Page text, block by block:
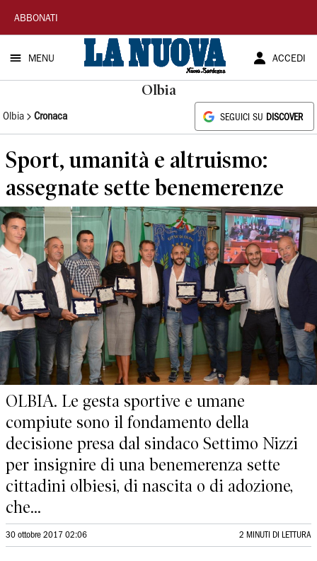
La
Nuova
Sardegna
ABBONATI
MENU ACCEDI
Olbia
Olbia Cronaca SEGUICI SU DISCOVER
Sport, umanità e altruismo:
assegnate sette benemerenze
OLBIA. Le gesta sportive e umane
compiute sono il fondamento della
decisione presa dal sindaco Settimo Nizzi
per insignire di una benemerenza sette
cittadini olbiesi, di nascita o di adozione,
che...
30 ottobre 2017 02:06 2 MINUTI DI LETTURA